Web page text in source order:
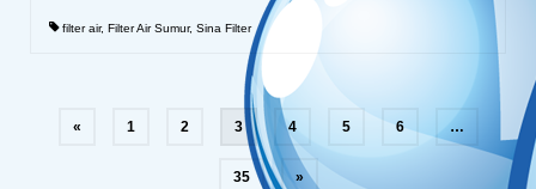
filter air, Filter Air Sumur, Sina Filter
« 1 2 3 4 5 6 …
35 »